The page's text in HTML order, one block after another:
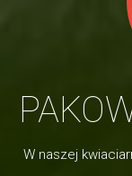
W naszej